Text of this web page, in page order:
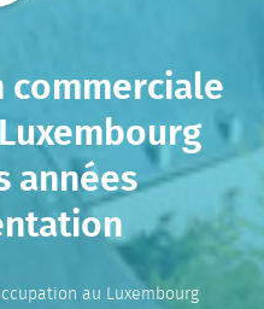
commerciale
années
au Luxembourg